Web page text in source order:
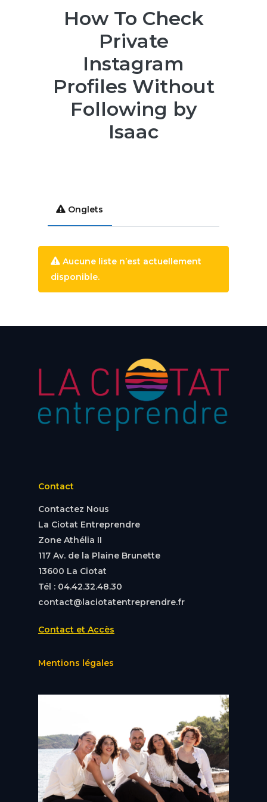
How To Check
Private
Instagram
Profiles Without
Following by
Isaac
Onglets
Aucune liste n’est actuellement
disponible.
Contact
Contactez Nous
La Ciotat Entreprendre
Zone Athélia II
117 Av. de la Plaine Brunette
13600 La Ciotat
Tél : 04.42.32.48.30
contact@laciotatentreprendre.fr
Contact et Accès
Mentions légales